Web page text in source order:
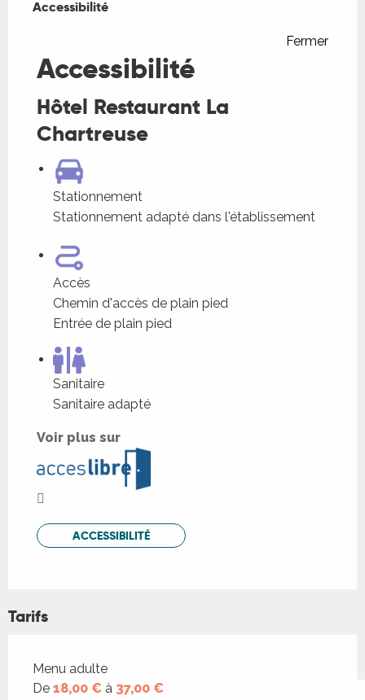
Accessibilité
Fermer
Accessibilité
Hôtel Restaurant La
Chartreuse
Stationnement
Stationnement adapté dans l'établissement
Accès
Chemin d'accès de plain pied
Entrée de plain pied
Sanitaire
Sanitaire adapté
Voir plus sur
ACCESSIBILITÉ
Tarifs
Tarifs 2026
Menu adulte
De 18,00 € à 37,00 €